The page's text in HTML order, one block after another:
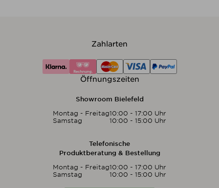
Zahlarten
Öffnungszeiten
Showroom Bielefeld
Montag - Freitag10:00 - 17:00 Uhr
Samstag
10:00 - 15:00 Uhr
Telefonische
Produktberatung & Bestellung
Montag - Freitag10:00 - 17:00 Uhr
Samstag
10:00 - 15:00 Uhr